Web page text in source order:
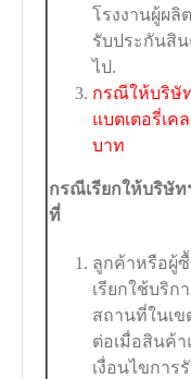
โรงงานผู้ผลิ
รับประกันสิ
ไป.
กรณีให้บริษั
แบตเตอรี่เค
บาท
กรณีเรียกให้บริษัท
ที่
ลูกค้าหรือผู้
เรียกใช้บริก
สถานที่ในเ
ต่อเมื่อสินค้า
เงื่อนไขการ